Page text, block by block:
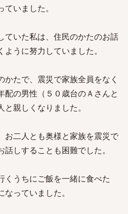
いました。
ていた私は、住民のかたのお話
うに努力していました。
たで、震災で家族全員をなく
配の男性（５０歳台のＡさんと
親しくなりました。
お二人とも奥様と家族を震災で
しすることも困難でした。
くうちにご飯を一緒に食べた
っていました。